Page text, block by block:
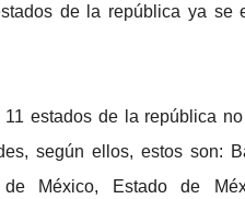
de la república ya se
estados de la república
según ellos, estos son:
México, Estado de